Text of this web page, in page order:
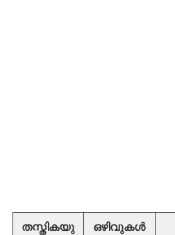
തസ്തികയു
ഒഴിവുകൾ